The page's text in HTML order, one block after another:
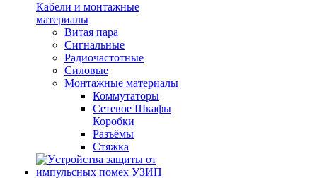
Кабели и монтажные
материалы
Витая пара
Сигнальные
Радиочастотные
Силовые
Монтажные материалы
Коммутаторы
Сетевое Шкафы
Коробки
Разъёмы
Стяжка